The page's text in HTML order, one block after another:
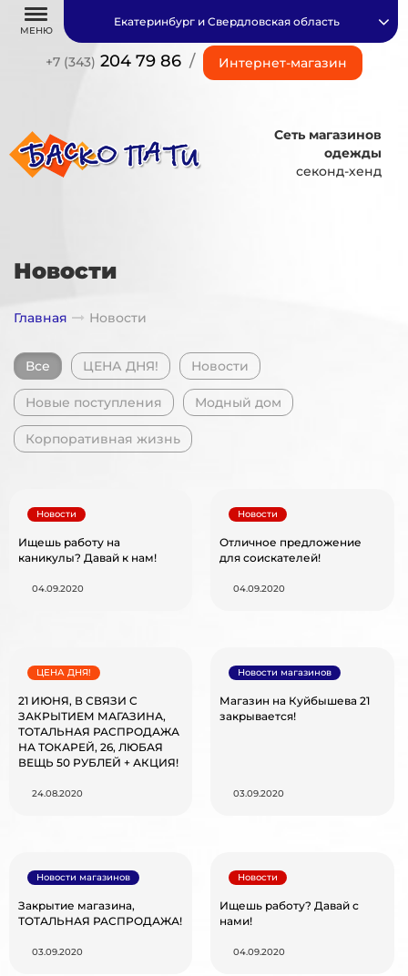
МЕНЮ
+7 (343) 204 79 86 / Интернет-магазин
Екатеринбург и Свердловская область
Сеть магазинов
одежды
секонд-хенд
Новости
Главная Новости
Все ЦЕНА ДНЯ! Новости
Новые поступления Модный дом
Корпоративная жизнь
Ищешь работу на
каникулы? Давай к нам!
Новости
04.09.2020
Отличное предложение
для соискателей!
Новости
04.09.2020
21 ИЮНЯ, В СВЯЗИ С
ЗАКРЫТИЕМ МАГАЗИНА,
ТОТАЛЬНАЯ РАСПРОДАЖА
НА ТОКАРЕЙ, 26, ЛЮБАЯ
ВЕЩЬ 50 РУБЛЕЙ + АКЦИЯ!
ЦЕНА ДНЯ!
24.08.2020
Магазин на Куйбышева 21
закрывается!
Новости магазинов
03.09.2020
Закрытие магазина,
ТОТАЛЬНАЯ РАСПРОДАЖА!
Новости магазинов
03.09.2020
Ищешь работу? Давай с
нами!
Новости
04.09.2020